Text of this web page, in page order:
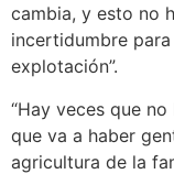
cambia, y esto no
incertidumbre
explotación”.
“Hay veces que
que va a haber
agricultura de la